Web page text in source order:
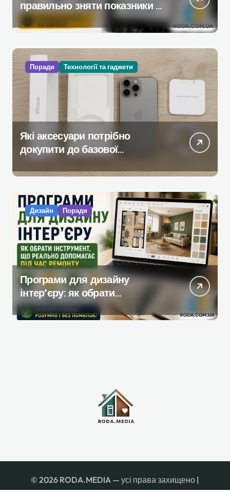
правильно зняти показники —
повна інструкція без помилок
Поради Технології та гаджети
Які аксесуари потрібно
докупити до базової
комплектації iPhone
Дизайн Поради
Програми для дизайну
інтер’єру: як обрати
інструмент, який реально
допомагає під час ремонту
© 2026 RODA.MEDIA — усі права захищено |